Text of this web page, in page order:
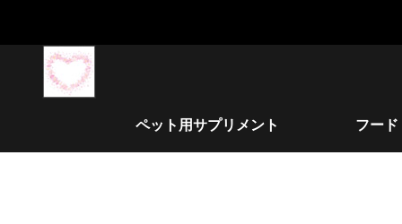
ペット用サプリメント フード